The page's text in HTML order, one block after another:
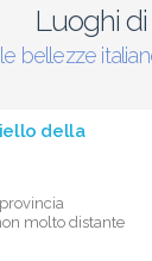
Luoghi
bellezze
della
molto distante